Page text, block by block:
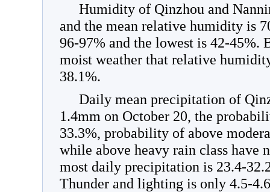
Humidity of Qinzhou and
and the mean relative humidity is
96-97% and the lowest is 42-45%.
moist weather that relative
38.1%.
Daily mean precipitation of
1.4mm on October 20, the
33.3%, probability of above
while above heavy rain class have
most daily precipitation is 23.4-
Thunder and lighting is only 4.5-